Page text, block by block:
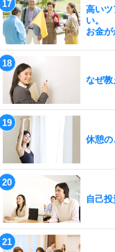
高いツ
い。
お金が
なぜ教
休憩の
自己投